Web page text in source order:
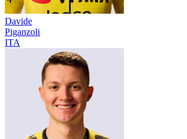
Davide
Piganzoli
ITA